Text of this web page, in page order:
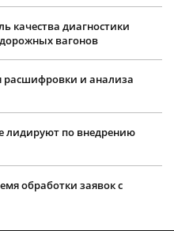
качества диагностики
вагонов
расшифровки и анализа
лидируют по внедрению
обработки заявок с